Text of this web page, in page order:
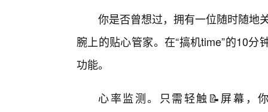
你是否曾想过，拥有一位随时随地
腕上的贴心管家。在“搞机time”的10
功能。
心率监测。只需轻触📝屏幕，